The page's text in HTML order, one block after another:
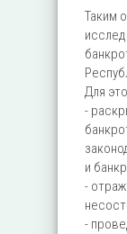
Таким
Для
-
и
-
-